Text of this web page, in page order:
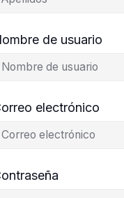
de usuario
electrónico